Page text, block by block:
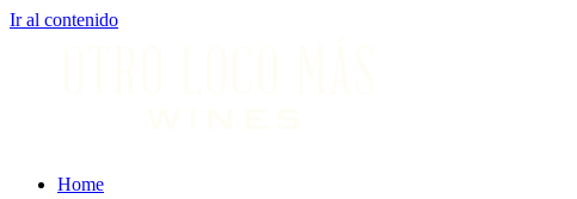
Ir al contenido
Home